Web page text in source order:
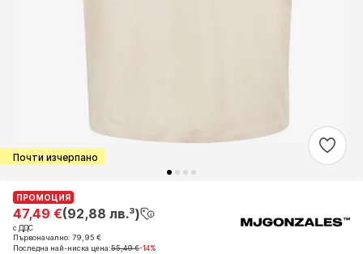
Почти изчерпано
ПРОМОЦИЯ
47,49 €(92,88 лв.³)
с ДДС
Първоначално: 79,95 €
Последна най-ниска цена:55,49 €-14%
ПРОМОЦИЯ
47,49 €(92,88 лв.³)
с ДДС
Първоначално: 79,95 €
Последна най-ниска цена:55,49 €-14%